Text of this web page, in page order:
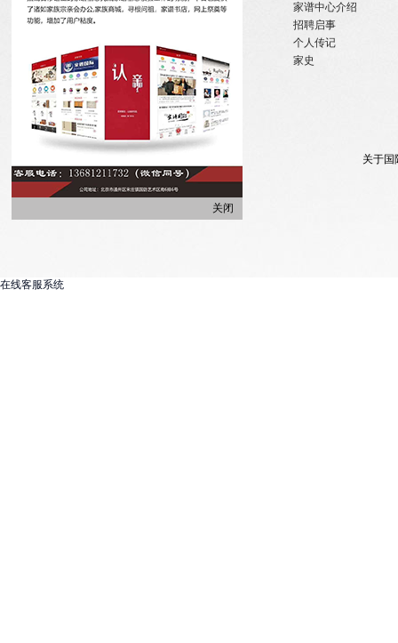
关于我们
招聘启事
微信订阅
国内政策
姓氏大事记
寻亲咨询
家谱中心介绍
招聘启事
个人传记
家史
关于国
在线客服系统
关闭